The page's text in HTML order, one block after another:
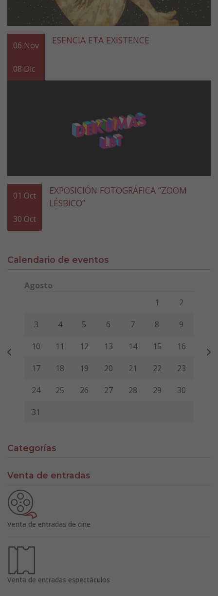
06 Nov
08 Dic
ESENCIA ETA EXISTENCE
01 Oct
30 Oct
EXPOSICIÓN FOTOGRÁFICA “ZOOM
LÉSBICO”
Calendario de eventos
Agosto
Viernes Sábado
1 2
3 4 5 6 7 8 9
10 11 12 13 14 15 16
17 18 19 20 21 22 23
24 25 26 27 28 29 30
31
Categorías
Venta de entradas
Venta de entradas de cine
Venta de entradas espectáculos